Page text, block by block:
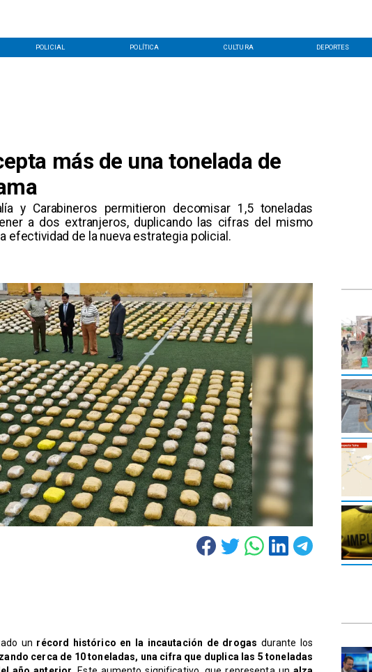
POLICIAL POLÍTICA CULTURA DEPORTES
más de una tonelada de
y Carabineros permitieron decomisar 1,5 toneladas
a dos extranjeros, duplicando las cifras del mismo
efectividad de la nueva estrategia policial.
un récord histórico en la incautación de drogas durante los
cerca de 10 toneladas, una cifra que duplica las 5 toneladas